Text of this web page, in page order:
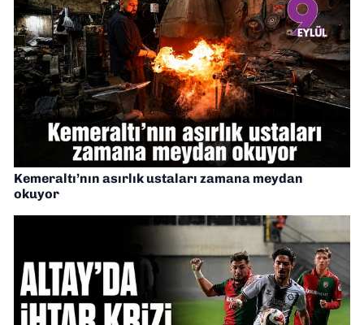
Kemeraltı’nın asırlık ustaları zamana meydan
okuyor